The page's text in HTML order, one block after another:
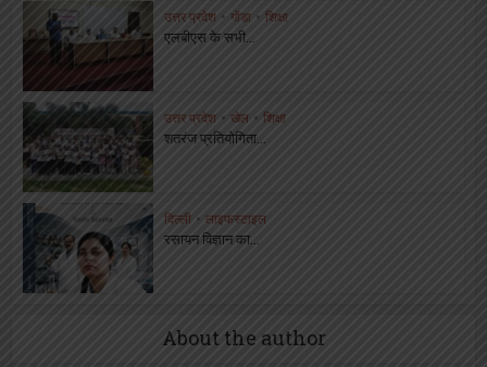
उत्तर प्रदेश • गोंडा • शिक्षा
एलबीएस के सभी...
उत्तर प्रदेश • खेल • शिक्षा
शतरंज प्रतियोगिता...
दिल्ली • लाइफस्टाइल
रसायन विज्ञान का...
About the author